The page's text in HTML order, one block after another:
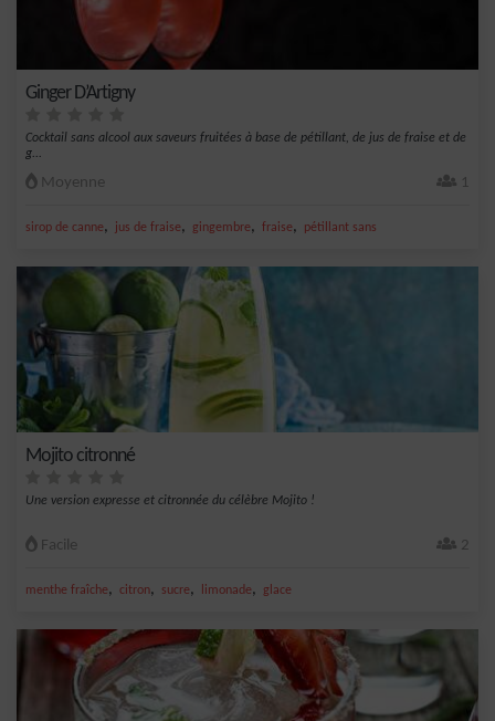
Ginger D’Artigny
Cocktail sans alcool aux saveurs fruitées à base de pétillant, de jus de fraise et de
g...
Moyenne 1
sirop de canne, jus de fraise, gingembre, fraise, pétillant sans
Mojito citronné
Une version expresse et citronnée du célèbre Mojito !
Facile 2
menthe fraîche, citron, sucre, limonade, glace